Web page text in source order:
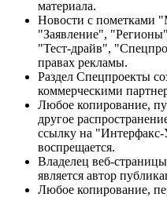
материала.
Новости с пометками
"Заявление",
"Тест-драйв",
правах рекламы.
Раздел Спецпроекты
коммерческими
Любое копирование,
другое
ссылку на
воспрещается.
Владелец веб-
является автор
Любое копирование,